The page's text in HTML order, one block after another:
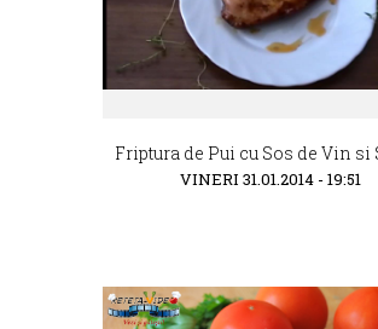
Friptura de Pui cu Sos de Vin si
VINERI 31.01.2014 - 19:51